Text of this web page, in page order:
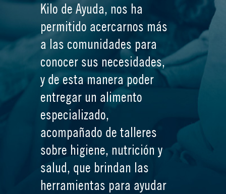
Kilo de Ayuda, nos ha
permitido acercarnos más
a las comunidades para
conocer sus necesidades,
y de esta manera poder
entregar un alimento
especializado,
acompañado de talleres
sobre higiene, nutrición y
salud, que brindan las
herramientas para ayudar